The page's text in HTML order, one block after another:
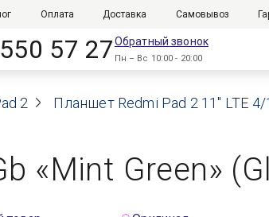
Оплата Доставка Самовывоз
57 27Обратный звонок
Пн – Вс 10:00 - 20:00
2 Планшет Redmi Pad 2 11" LTE
«Mint Green»